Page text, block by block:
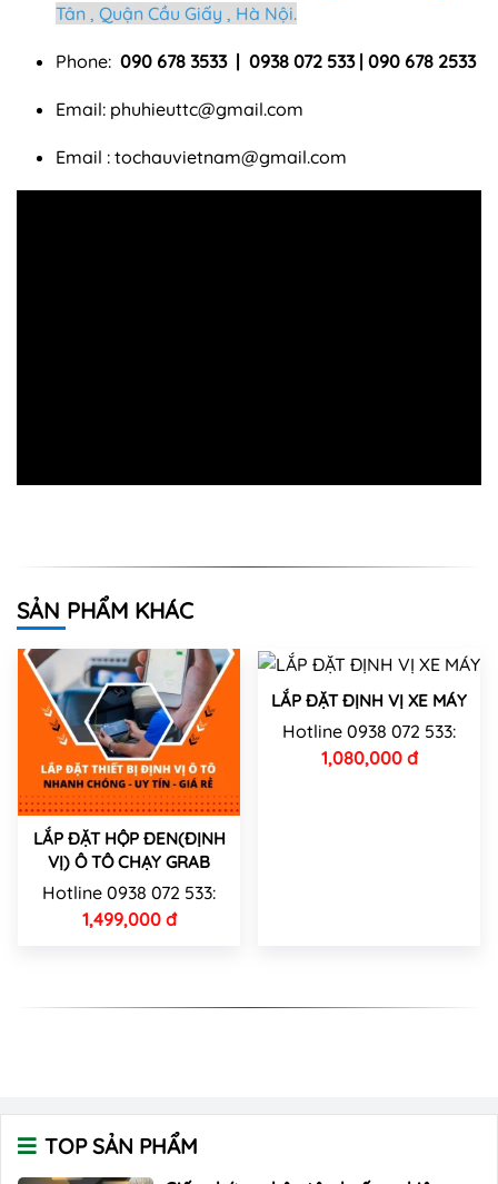
Tân , Quận Cầu Giấy , Hà Nội.
Phone: 090 678 3533 | 0938 072 533 | 090 678 2533
Email: phuhieuttc@gmail.com
Email : tochauvietnam@gmail.com
SẢN PHẨM KHÁC
LẮP ĐẶT HỘP ĐEN(ĐỊNH
VỊ) Ô TÔ CHẠY GRAB
Hotline 0938 072 533:
1,499,000 đ
LẮP ĐẶT ĐỊNH VỊ XE MÁY
Hotline 0938 072 533:
1,080,000 đ
TOP SẢN PHẨM